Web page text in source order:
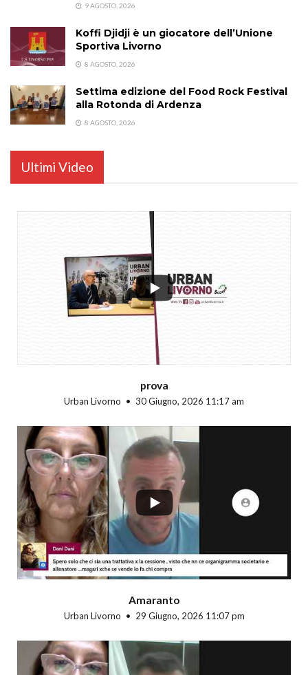
9 AGOSTO, 2026
Koffi Djidji è un giocatore dell’Unione
Sportiva Livorno
8 AGOSTO, 2026
Settima edizione del Food Rock Festival
alla Rotonda di Ardenza
8 AGOSTO, 2026
Ultimi Video
prova
Urban Livorno 30 Giugno, 2026 11:17 am
Amaranto
Urban Livorno 29 Giugno, 2026 11:07 pm